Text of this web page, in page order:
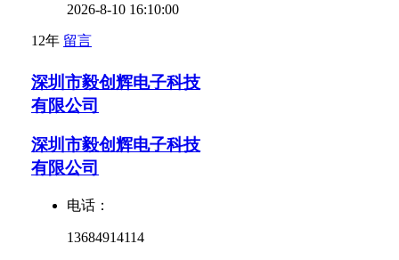
2026-8-10 16:10:00
12年 留言
深圳市毅创辉电子科技
有限公司
深圳市毅创辉电子科技
有限公司
电话：
13684914114